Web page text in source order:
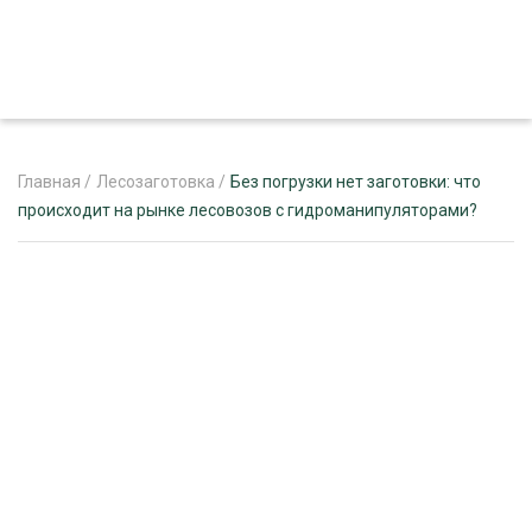
Главная / Лесозаготовка / Без погрузки нет заготовки: что
происходит на рынке лесовозов с гидроманипуляторами?